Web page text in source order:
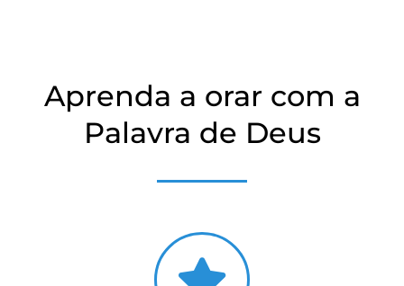
Aprenda a orar com a
Palavra de Deus